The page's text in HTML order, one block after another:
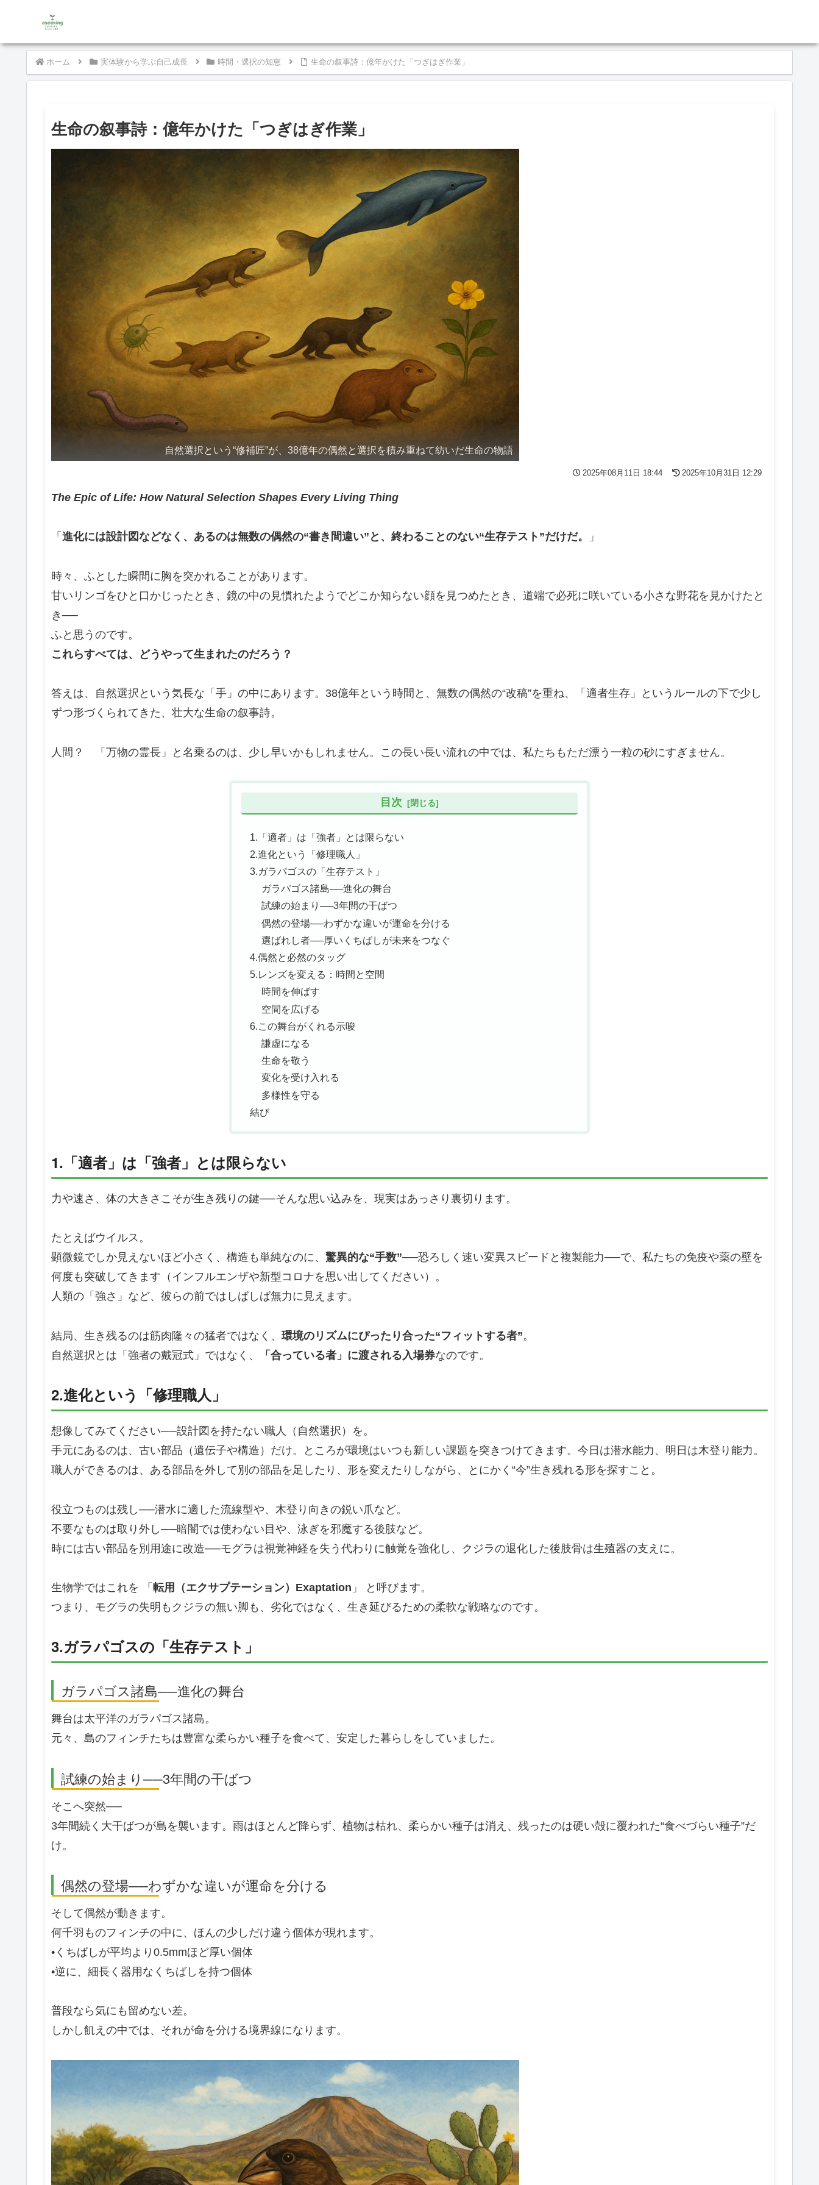
ホーム 実体験から学ぶ自己成長 時間・選択の知恵 生命の叙事詩：億年かけた「つぎはぎ作業」
生命の叙事詩：億年かけた「つぎはぎ作業」
自然選択という“修補匠”が、38億年の偶然と選択を積み重ねて紡いだ生命の物語
2025年08月11日 18:44 2025年10月31日 12:29
The Epic of Life: How Natural Selection Shapes Every Living Thing
「 進化には設計図などなく、あるのは無数の偶然の“書き間違い”と、終わることのない“生存テスト”だけだ。 」
時々、ふとした瞬間に胸を突かれることがあります。
甘いリンゴをひと口かじったとき、鏡の中の見慣れたようでどこか知らない顔を見つめたとき、道端で必死に咲いている小さな野花を見かけたと
き──
ふと思うのです。
これらすべては、どうやって生まれたのだろう？
答えは、自然選択という気長な「手」の中にあります。38億年という時間と、無数の偶然の“改稿”を重ね、「適者生存」というルールの下で少し
ずつ形づくられてきた、壮大な生命の叙事詩。
人間？ 「万物の霊長」と名乗るのは、少し早いかもしれません。この長い長い流れの中では、私たちもただ漂う一粒の砂にすぎません。
目次
1.「適者」は「強者」とは限らない
2.進化という「修理職人」
3.ガラパゴスの「生存テスト」
ガラパゴス諸島──進化の舞台
試練の始まり──3年間の干ばつ
偶然の登場──わずかな違いが運命を分ける
選ばれし者──厚いくちばしが未来をつなぐ
4.偶然と必然のタッグ
5.レンズを変える：時間と空間
時間を伸ばす
空間を広げる
6.この舞台がくれる示唆
謙虚になる
生命を敬う
変化を受け入れる
多様性を守る
結び
1.「適者」は「強者」とは限らない
力や速さ、体の大きさこそが生き残りの鍵──そんな思い込みを、現実はあっさり裏切ります。
たとえばウイルス。
顕微鏡でしか見えないほど小さく、構造も単純なのに、 驚異的な“手数”──恐ろしく速い変異スピードと複製能力──で、私たちの免疫や薬の壁を
何度も突破してきます（インフルエンザや新型コロナを思い出してください）。
人類の「強さ」など、彼らの前ではしばしば無力に見えます。
結局、生き残るのは筋肉隆々の猛者ではなく、 環境のリズムにぴったり合った“フィットする者”。
自然選択とは「強者の戴冠式」ではなく、
「合っている者」に渡される入場券なのです。
2.進化という「修理職人」
想像してみてください──設計図を持たない職人（自然選択）を。
手元にあるのは、古い部品（遺伝子や構造）だけ。ところが環境はいつも新しい課題を突きつけてきます。今日は潜水能力、明日は木登り能力。
職人ができるのは、ある部品を外して別の部品を足したり、形を変えたりしながら、とにかく“今”生き残れる形を探すこと。
役立つものは残し──潜水に適した流線型や、木登り向きの鋭い爪など。
不要なものは取り外し──暗闇では使わない目や、泳ぎを邪魔する後肢など。
時には古い部品を別用途に改造──モグラは視覚神経を失う代わりに触覚を強化し、クジラの退化した後肢骨は生殖器の支えに。
生物学ではこれを 「 転用（エクサプテーション）Exaptation 」 と呼びます。
つまり、モグラの失明もクジラの無い脚も、劣化ではなく、生き延びるための柔軟な戦略なのです。
3.ガラパゴスの「生存テスト」
ガラパゴス諸島──進化の舞台
舞台は太平洋のガラパゴス諸島。
元々、島のフィンチたちは豊富な柔らかい種子を食べて、安定した暮らしをしていました。
試練の始まり──3年間の干ばつ
そこへ突然──
3年間続く大干ばつが島を襲います。雨はほとんど降らず、植物は枯れ、柔らかい種子は消え、残ったのは硬い殻に覆われた“食べづらい種子”だ
け。
偶然の登場──わずかな違いが運命を分ける
そして偶然が動きます。
何千羽ものフィンチの中に、ほんの少しだけ違う個体が現れます。
•くちばしが平均より0.5mmほど厚い個体
•逆に、細長く器用なくちばしを持つ個体
普段なら気にも留めない差。
しかし飢えの中では、それが命を分ける境界線になります。